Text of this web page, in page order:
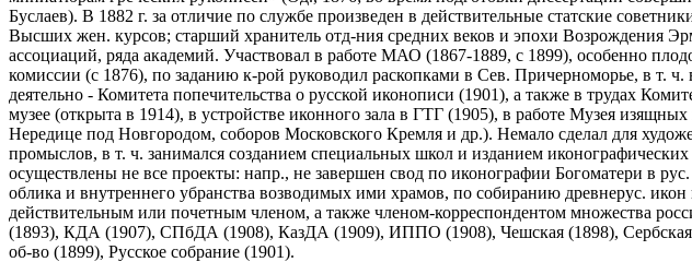
Буслаев). В 1882 г. за отличие по службе произведен в действительные статские
Высших жен. курсов; старший хранитель отд-ния средних веков и эпохи Возрождения
ассоциаций, ряда академий. Участвовал в работе МАО (1867-1889, с 1899), особенно
комиссии (с 1876), по заданию к-рой руководил раскопками в Сев. Причерноморье, в т.
деятельно - Комитета попечительства о русской иконописи (1901), а также в трудах
музее (открыта в 1914), в устройстве иконного зала в ГТГ (1905), в работе Музея
Нередице под Новгородом, соборов Московского Кремля и др.). Немало сделал для
промыслов, в т. ч. занимался созданием специальных школ и изданием
осуществлены не все проекты: напр., не завершен свод по иконографии Богоматери в
облика и внутреннего убранства возводимых ими храмов, по собиранию древнерус.
действительным или почетным членом, а также членом-корреспондентом множества
(1893), КДА (1907), СПбДА (1908), КазДА (1909), ИППО (1908), Чешская (1898), Сербская
об-во (1899), Русское собрание (1901).